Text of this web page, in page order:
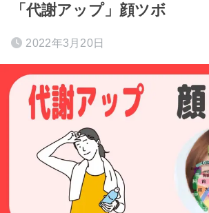
「代謝アップ」顔ツボ
2022年3月20日